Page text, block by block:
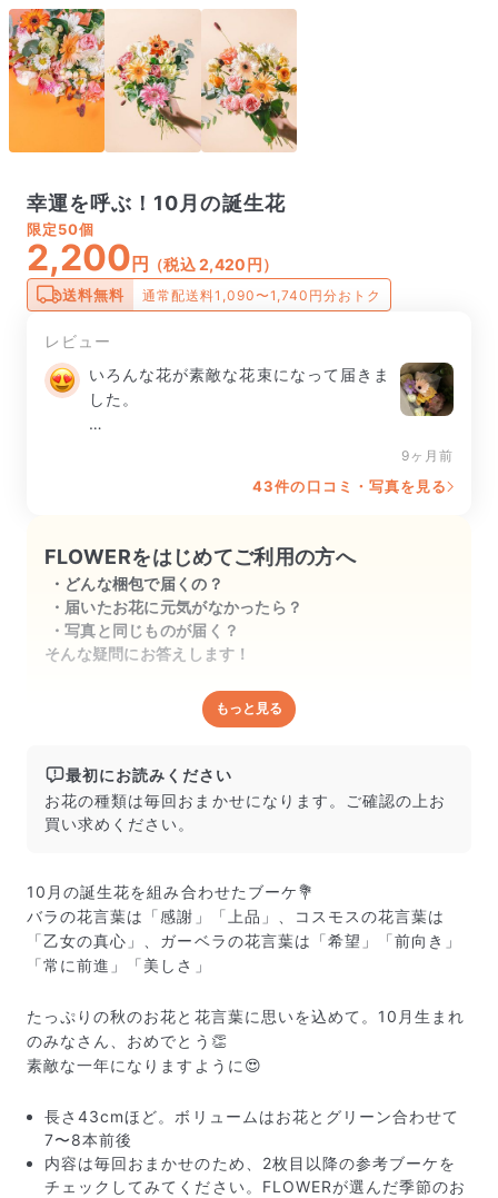
幸運を呼ぶ！10月の誕生花
限定50個
2,200 円 （税込 2,420円）
送料無料 通常配送料1,090〜1,740円分おトク
レビュー
いろんな花が素敵な花束になって届きま
した。
幸運が届いた感じです！
10月生まれの母の月命日。
天国から笑って見てくれてる気がしま
す。
9ヶ月前
43件の口コミ・写真を見る
FLOWERをはじめてご利用の方へ
どんな梱包で届くの？
届いたお花に元気がなかったら？
写真と同じものが届く？
そんな疑問にお答えします！
どんな梱包で届くの？
し、専用ボックスに丁寧に梱包してお届けしています。
きゅっとまとめられて一見窮屈そうに見えますが、輸送
中の衝撃による折れや擦れを軽減する効果があります。
もっと見る
最初にお読みください
お花の種類は毎回おまかせになります。ご確認の上お
買い求めください。
10月の誕生花を組み合わせたブーケ💐
バラの花言葉は「感謝」「上品」、コスモスの花言葉は
「乙女の真心」、ガーベラの花言葉は「希望」「前向き」
「常に前進」「美しさ」
たっぷりの秋のお花と花言葉に思いを込めて。10月生まれ
のみなさん、おめでとう👏
素敵な一年になりますように😍
長さ43cmほど。ボリュームはお花とグリーン合わせて
7〜8本前後
内容は毎回おまかせのため、2枚目以降の参考ブーケを
チェックしてみてください。FLOWERが選んだ季節のお